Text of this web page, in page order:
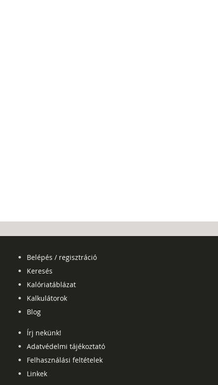
Belépés / regisztráció
Keresés
Kalóriatáblázat
Kalkulátorok
Blog
Írj nekünk!
Adatvédelmi tájékoztató
Felhasználási feltételek
Linkek